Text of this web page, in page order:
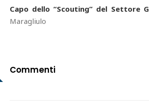
Capo dello “Scouting” del Settore
Maragliulo
Commenti